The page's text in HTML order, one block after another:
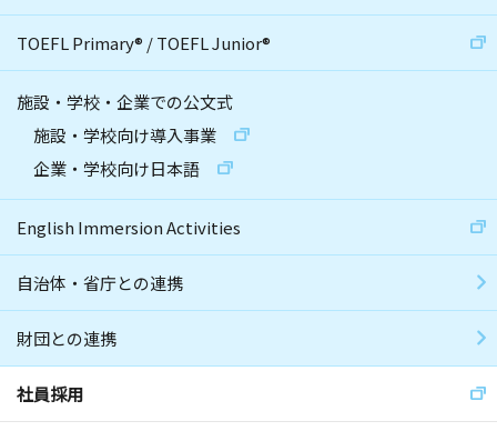
TOEFL Primary® /TOEFL Junior®
施設・学校・企業での公文式
施設・学校向け導入事業
企業・学校向け日本語
English Immersion Activities
自治体・省庁との連携
財団との連携
社員採用